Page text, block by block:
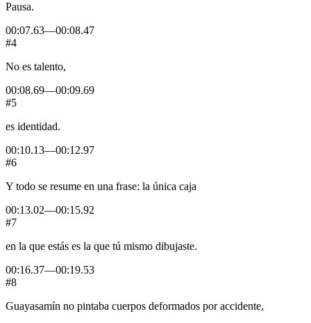
Pausa.
00:07.63—00:08.47
#4
No es talento,
00:08.69—00:09.69
#5
es identidad.
00:10.13—00:12.97
#6
Y todo se resume en una frase: la única caja
00:13.02—00:15.92
#7
en la que estás es la que tú mismo dibujaste.
00:16.37—00:19.53
#8
Guayasamín no pintaba cuerpos deformados por accidente,